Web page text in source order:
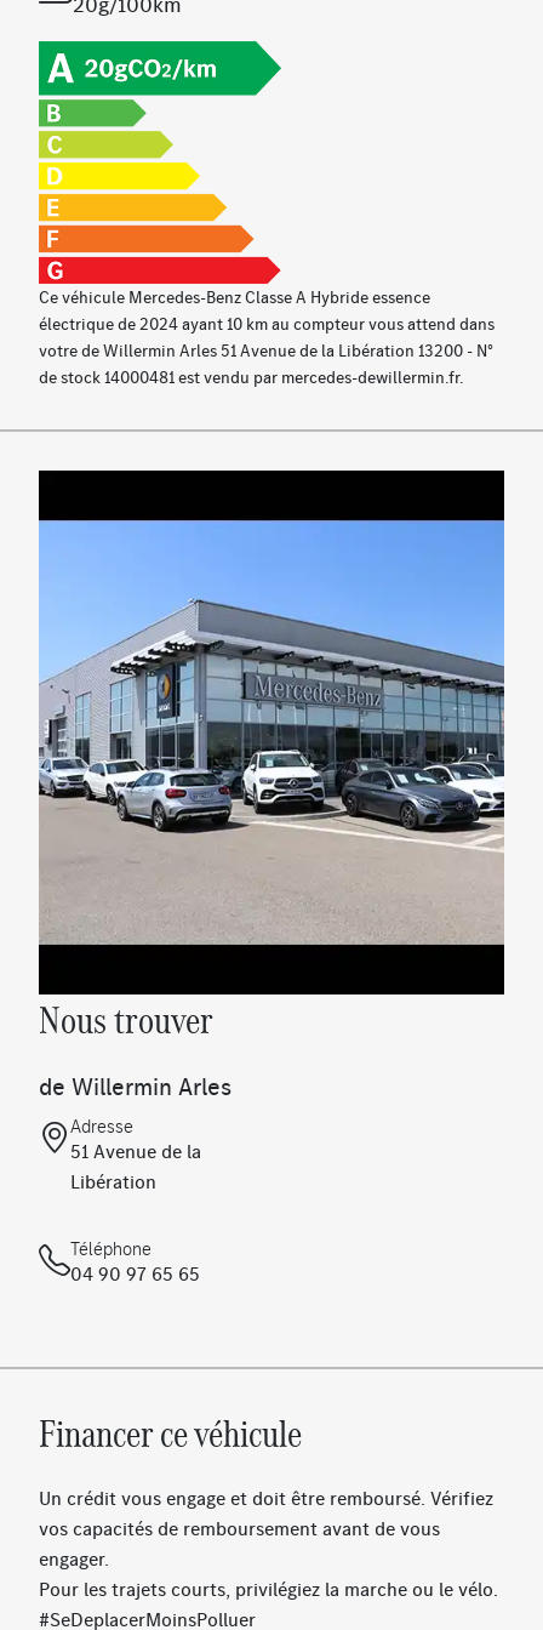
Avertisseur de sortie du véhicule à l'arrêt
Siège conducteur à réglages électriques avec
fonction Mémoires
Filet au dos des sièges avant
Banquette arrière rabattable
Airbag genou
Double porte-gobelets
Essuie-glaces avec détecteur de pluie
Système d’appel d’urgence Mercedes-Benz
Fonctionnalités élargies MBUX
Module de communication (LTE) pour l'utilisation des
Navigation par disque dur
Accoudoir central arrière
Palettes de changements de rapports
Instrumentation digitale avec écran 10''
Affichage tête haute
Système de contrôle de la pression des pneumatiques
Suspensions confort
Rétroviseurs extérieurs rabattables et déployables
électriquement
Caméras panoramiques 360°
Ciel de pavillon en tissu noir
Système multimédia MBUX
Radio digitale
Climatisation automatique THERMOTRONIC
Assistant de feux de route Plus
Projecteurs MULTIBEAM LED
Pack USB Plus
Vide-poche sur la console centrale avec couvercle à
enrouleur
Assistant intérieur MBUX
Prééquipement pour radio digitale
Vitrage athermique foncé
Ecran média 10''
KEYLESS-GO
Système de recharge sans fil pour smartphone
AMG Line
Document COC pour norme EU6
Ce véhicule Mercedes-Benz Classe A Hybride essence
électrique de 2024 ayant 10 km au compteur vous attend dans
votre de Willermin Arles 51 Avenue de la Libération 13200 - N°
de stock 14000481 est vendu par mercedes-dewillermin.fr.
Nous trouver
de Willermin Arles
Adresse
51 Avenue de la
Libération
Téléphone
04 90 97 65 65
Financer ce véhicule
Un crédit vous engage et doit être remboursé. Vérifiez
vos capacités de remboursement avant de vous
engager.
Pour les trajets courts, privilégiez la marche ou le vélo.
#SeDeplacerMoinsPolluer